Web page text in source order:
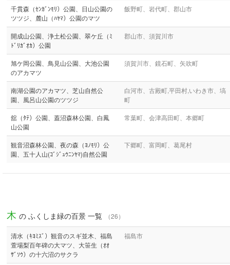
千貫森（ｾﾝｶﾞﾝﾓﾘ）公園、日山公園の
ツツジ、麓山（ﾊﾔﾏ）公園のマツ
飯野町、岩代町、郡山市
開成山公園、浄土松公園、翠ケ丘（ﾐ
ﾄﾞﾘｶﾞｵｶ）公園
郡山市、須賀川市
旭ケ岡公園、鳥見山公園、大池公園
のアカマツ
須賀川市、鏡石町、矢吹町
南湖公園のアカマツ、芝山自然公
園、風呂山公園のツツジ
白河市、古殿町,平田村,いわき市、塙
町
舘（ﾀﾃ）公園、蓋沼森林公園、白鳳
山公園
常葉町、会津高田町、本郷町
観音沼森林公園、夜の森（ﾖﾉﾓﾘ）公
園、五十人山(ｺﾞｼﾞｭｳﾆﾝﾔﾏ)自然公園
下郷町、富岡町、葛尾村
木 の ふくしま緑の百景 一覧 （26）
清水（ｷﾖﾐｽﾞ）観音のスギ並木、福島
萱場梨百年碑の大マツ、大笹生（ｵｵ
ｻﾞｿｳ）の十六沼のサクラ
福島市